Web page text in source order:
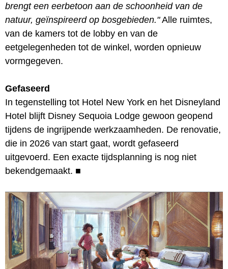
brengt een eerbetoon aan de schoonheid van de
natuur, geïnspireerd op bosgebieden."Alle ruimtes,
van de kamers tot de lobby en van de
eetgelegenheden tot de winkel, worden opnieuw
vormgegeven.
Gefaseerd
In tegenstelling tot Hotel New York en het Disneyland
Hotel blijft Disney Sequoia Lodge gewoon geopend
tijdens de ingrijpende werkzaamheden. De renovatie,
die in 2026 van start gaat, wordt gefaseerd
uitgevoerd. Een exacte tijdsplanning is nog niet
bekendgemaakt. ■